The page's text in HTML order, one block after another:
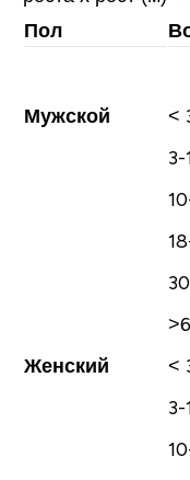
Пол
Мужской
<
3-
Женский
<
3-